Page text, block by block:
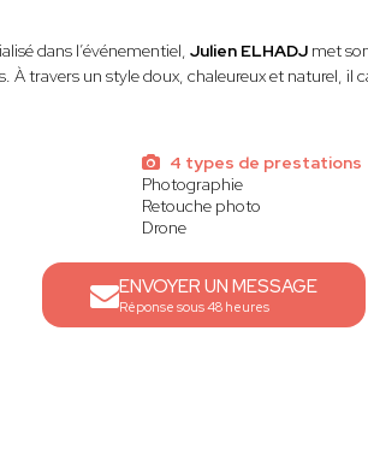
dans l’événementiel,Julien ELHADJ met
travers un style doux, chaleureux et naturel, il
4 types de prestations
Photographie
Retouche photo
Drone
ENVOYER UN MESSAGE
Réponse sous 48 heures